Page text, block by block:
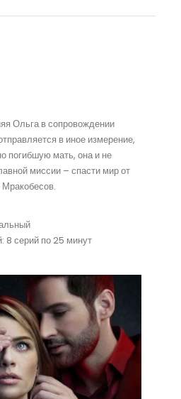
Ольга в сопровождении
в иное измерение,
погибшую мать, она и не
миссии – спасти мир от
8 серий по 25 минут